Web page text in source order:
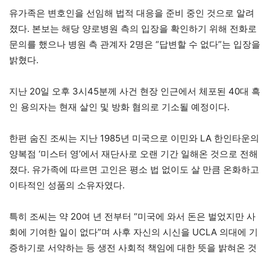
유가족은 변호인을 선임해 법적 대응을 준비 중인 것으로 알려
졌다. 본보는 해당 양로병원 측의 입장을 확인하기 위해 전화로
문의를 했으나 병원 측 관계자 2명은 “답변할 수 없다”는 입장을
밝혔다.
지난 20일 오후 3시45분께 사건 현장 인근에서 체포된 40대 흑
인 용의자는 현재 살인 및 방화 혐의로 기소될 예정이다.
한편 숨진 조씨는 지난 1985년 미국으로 이민와 LA 한인타운의
양복점 ‘미스터 영’에서 재단사로 오랜 기간 일해온 것으로 전해
졌다. 유가족에 따르면 고인은 평소 법 없이도 살 만큼 온화하고
이타적인 성품의 소유자였다.
특히 조씨는 약 20여 년 전부터 “미국에 와서 돈은 벌었지만 사
회에 기여한 일이 없다”며 사후 자신의 시신을 UCLA 의대에 기
증하기로 서약하는 등 생전 사회적 책임에 대한 뜻을 밝혀온 것